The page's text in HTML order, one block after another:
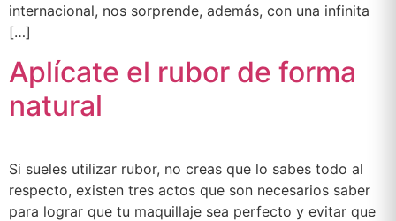
internacional, nos sorprende, además, con una infinita
[…]
Aplícate el rubor de forma
natural
Si sueles utilizar rubor, no creas que lo sabes todo al
respecto, existen tres actos que son necesarios saber
para lograr que tu maquillaje sea perfecto y evitar que